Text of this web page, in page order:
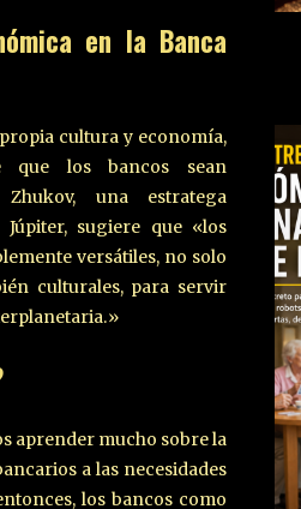
en la Banca
cultura y economía,
que los bancos sean
Zhukov, una estratega
sugiere que «los
versátiles, no solo
culturales, para servir
aprender mucho sobre la
a las necesidades
los bancos como